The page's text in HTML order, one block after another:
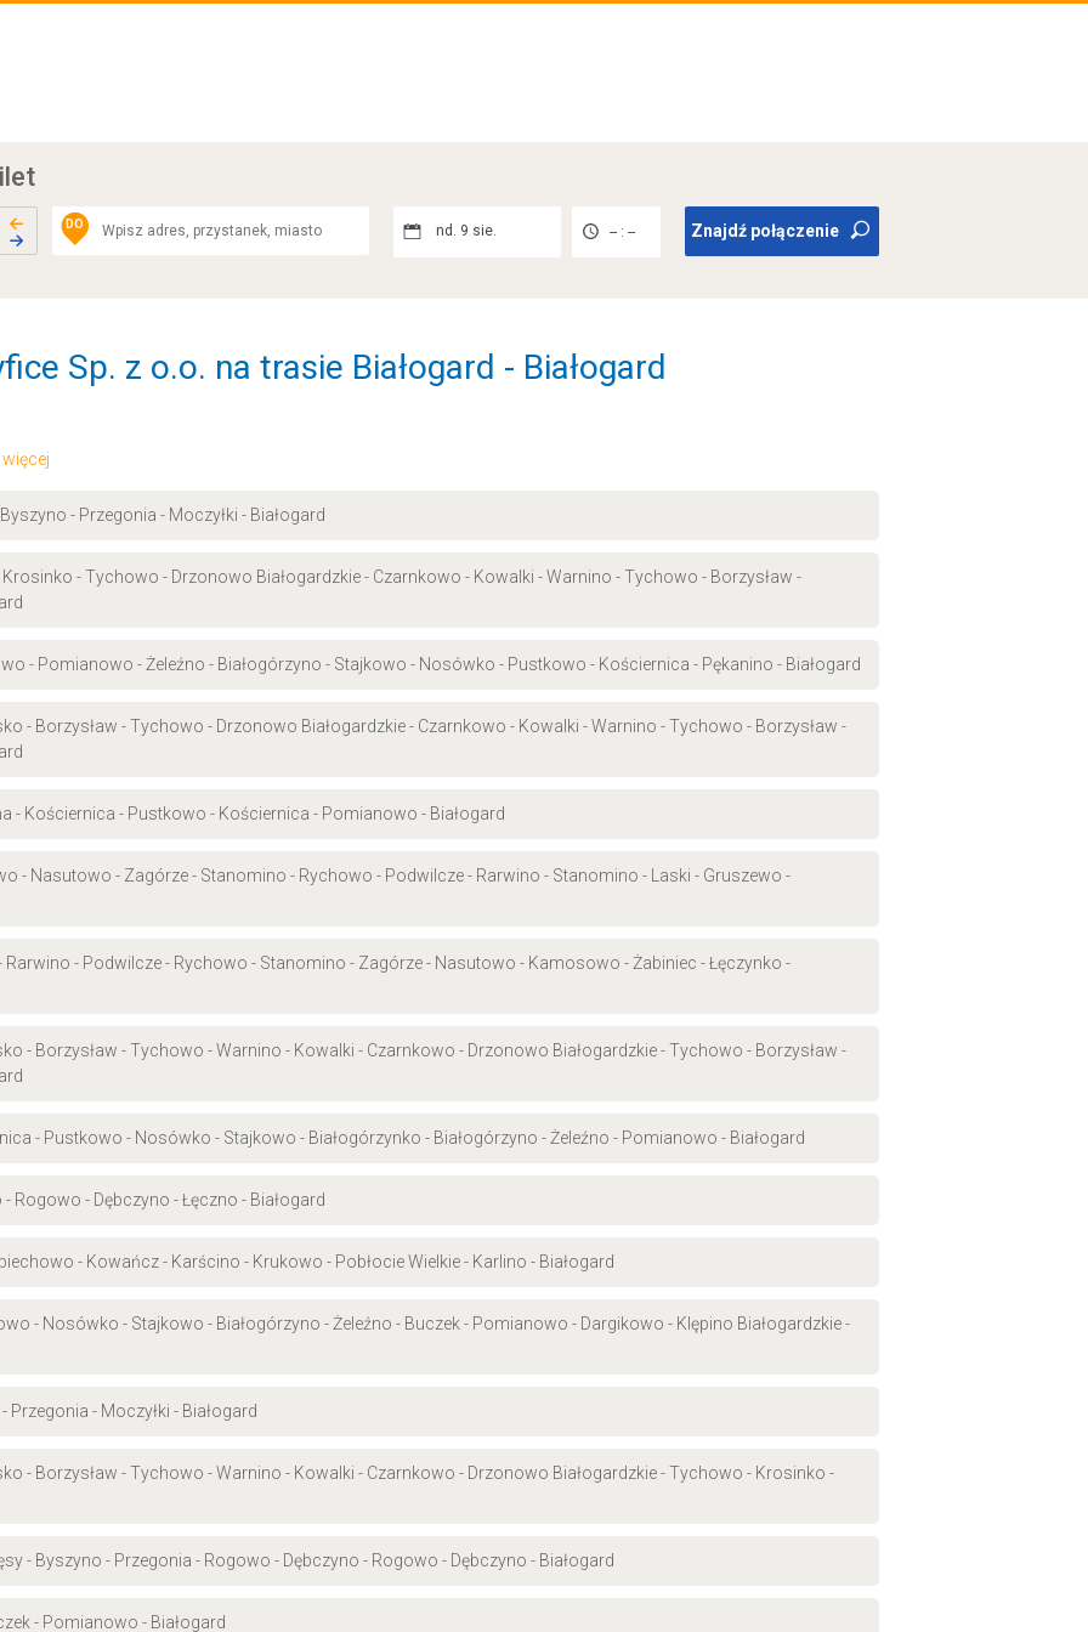
DO nd. 9 sie. -- : -- Znajdź połączenie
Sp. z o.o. na trasie Białogard - Białogard
więcej
- Przegonia - Moczyłki - Białogard
- Tychowo - Drzonowo Białogardzkie - Czarnkowo - Kowalki - Warnino - Tychowo - Borzysław -
- Pomianowo - Żeleźno - Białogórzyno - Stajkowo - Nosówko - Pustkowo - Kościernica - Pękanino - Białogard
- Borzysław - Tychowo - Drzonowo Białogardzkie - Czarnkowo - Kowalki - Warnino - Tychowo - Borzysław -
- Kościernica - Pustkowo - Kościernica - Pomianowo - Białogard
- Nasutowo - Zagórze - Stanomino - Rychowo - Podwilcze - Rarwino - Stanomino - Laski - Gruszewo -
Rarwino - Podwilcze - Rychowo - Stanomino - Zagórze - Nasutowo - Kamosowo - Żabiniec - Łęczynko -
- Borzysław - Tychowo - Warnino - Kowalki - Czarnkowo - Drzonowo Białogardzkie - Tychowo - Borzysław -
- Pustkowo - Nosówko - Stajkowo - Białogórzynko - Białogórzyno - Żeleźno - Pomianowo - Białogard
Rogowo - Dębczyno - Łęczno - Białogard
- Kowańcz - Karścino - Krukowo - Pobłocie Wielkie - Karlino - Białogard
- Nosówko - Stajkowo - Białogórzyno - Żeleźno - Buczek - Pomianowo - Dargikowo - Klępino Białogardzkie -
- Moczyłki - Białogard
- Borzysław - Tychowo - Warnino - Kowalki - Czarnkowo - Drzonowo Białogardzkie - Tychowo - Krosinko -
- Byszyno - Przegonia - Rogowo - Dębczyno - Rogowo - Dębczyno - Białogard
- Pomianowo - Białogard